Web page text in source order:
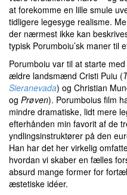
at forekomme en lille smule
tidligere legesyge realisme.
der nærmest ikke kan
typisk Porumboiu’sk maner til
Porumboiu var til at starte
ældre landsmænd Cristi Puiu (
Sieranevada) og Christian
og Prøven). Porumboius film
mindre dramatiske, lidt mere
efterhånden min favorit af de
yndlingsinstruktører på den
Han har det her virkelig
hvordan vi skaber en fælles
absurd mange former for
æstetiske idéer.